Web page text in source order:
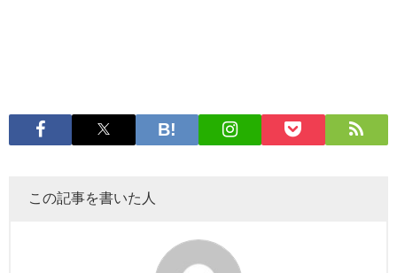
この記事を書いた人